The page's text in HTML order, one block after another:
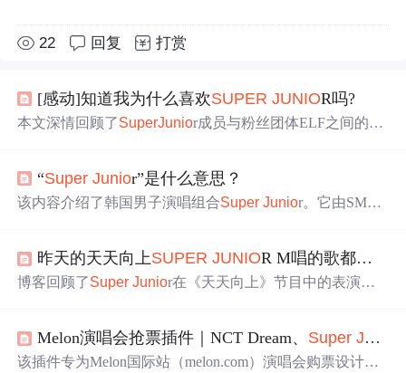
22 回复 打赏
[感动]知道我为什么喜欢SUPER JUNIOR吗?
本文深情回顾了SuperJunior成员与粉丝团体ELF之间的深
“Super Junior”是什么意思？
该内容介绍了韩国男子演唱组合Super Junior。它由SM娱
拓展领域，成员在多领域表现突出，是韩国娱乐圈“长寿组
合”代表。
昨天的天天向上SUPER JUNIOR M唱的歌都有啥，包括弹小提琴唱的和清唱的，要所有的歌！ 娱乐休闲
博客回顾了Super Junior在《天天向上》节目中的表演，
Melon演唱会抢票插件｜NCT Dream、 Super Ju nio
该插件专为Melon国际站（melon.com）演唱会购票设计，